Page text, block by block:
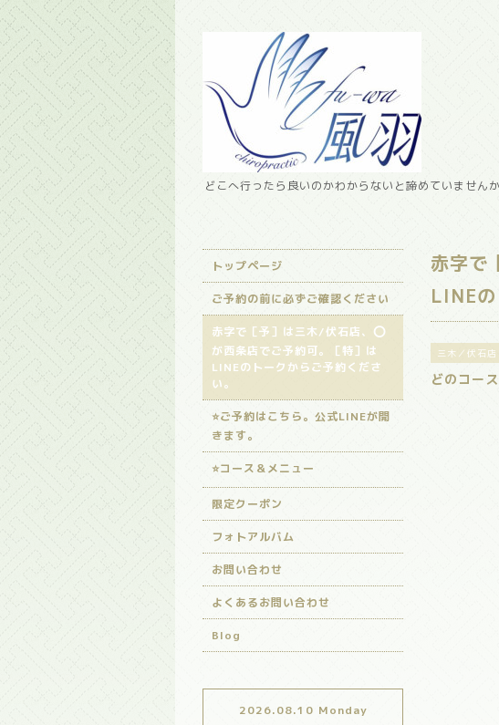
どこへ行ったら良いのかわからないと諦めていません
赤字で
LINEの
三木／伏石店
どのコー
トップページ
ご予約の前に必ずご確認ください
赤字で［予］は三木/伏石店、⭕️
が西条店でご予約可。［特］は
LINEのトークからご予約くださ
い。
⭐️ご予約はこちら。公式LINEが開
きます。
⭐️コース＆メニュー
限定クーポン
フォトアルバム
お問い合わせ
よくあるお問い合わせ
Blog
2026.08.10 Monday